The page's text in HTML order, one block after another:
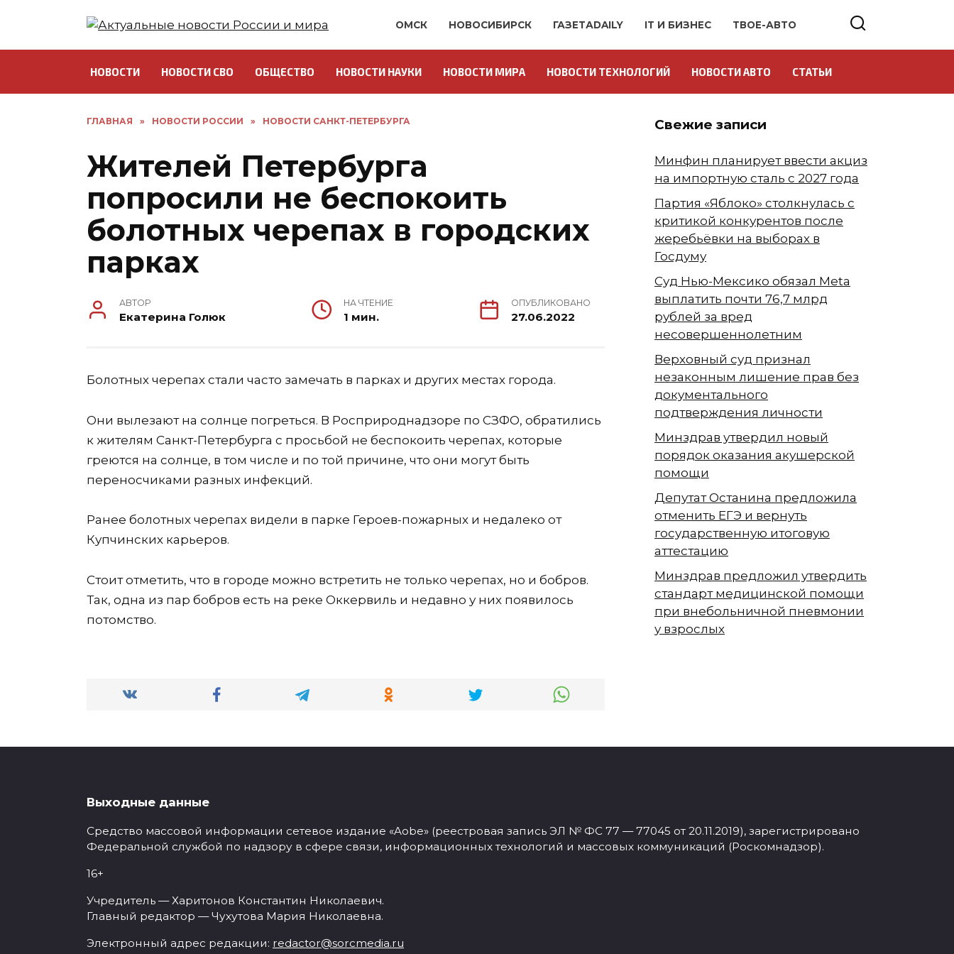
ОМСК НОВОСИБИРСК ГАЗЕТАDAILY IT И БИЗНЕС ТВОЕ-АВТО
НОВОСТИ НОВОСТИ СВО ОБЩЕСТВО НОВОСТИ НАУКИ НОВОСТИ МИРА НОВОСТИ ТЕХНОЛОГИЙ НОВОСТИ АВТО СТАТЬИ
ГЛАВНАЯ » НОВОСТИ РОССИИ » НОВОСТИ САНКТ-ПЕТЕРБУРГА
Жителей Петербурга
попросили не беспокоить
болотных черепах в городских
парках
АВТОР
Екатерина Голюк
НА ЧТЕНИЕ
1 мин.
ОПУБЛИКОВАНО
27.06.2022
Болотных черепах стали часто замечать в парках и других местах города.
Они вылезают на солнце погреться. В Росприроднадзоре по СЗФО, обратились
к жителям Санкт-Петербурга с просьбой не беспокоить черепах, которые
греются на солнце, в том числе и по той причине, что они могут быть
переносчиками разных инфекций.
Ранее болотных черепах видели в парке Героев-пожарных и недалеко от
Купчинских карьеров.
Стоит отметить, что в городе можно встретить не только черепах, но и бобров.
Так, одна из пар бобров есть на реке Оккервиль и недавно у них появилось
потомство.
Свежие записи
Минфин планирует ввести акциз
на импортную сталь с 2027 года
Партия «Яблоко» столкнулась с
критикой конкурентов после
жеребьёвки на выборах в
Госдуму
Суд Нью-Мексико обязал Meta
выплатить почти 76,7 млрд
рублей за вред
несовершеннолетним
Верховный суд признал
незаконным лишение прав без
документального
подтверждения личности
Минздрав утвердил новый
порядок оказания акушерской
помощи
Депутат Останина предложила
отменить ЕГЭ и вернуть
государственную итоговую
аттестацию
Минздрав предложил утвердить
стандарт медицинской помощи
при внебольничной пневмонии
у взрослых
Выходные данные
Средство массовой информации сетевое издание «Aobe» (реестровая запись ЭЛ № ФС 77 — 77045 от 20.11.2019), зарегистрировано
Федеральной службой по надзору в сфере связи, информационных технологий и массовых коммуникаций (Роскомнадзор).
16+
Учредитель — Харитонов Константин Николаевич.
Главный редактор — Чухутова Мария Николаевна.
Электронный адрес редакции: redactor@sorcmedia.ru